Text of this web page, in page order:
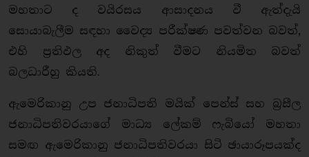
මහතාට ද වයිරසය ආසාදනය වී ඇත්දැයි
සොයාබැලීම සඳහා වෛද්‍ය පරීක්ෂණ පවත්වන බවත්,
එහි ප්‍රතිඵල අද නිකුත් වීමට නියමිත බවත්
බලධාරීහු කියති.
ඇමෙරිකානු උප ජනාධිපති මයික් පෙන්ස් සහ බ්‍රසීල
ජනාධිපතිවරයාගේ මාධ්‍ය ලේකම් ෆැබියෝ මහතා
සමඟ ඇමෙරිකානු ජනාධිපතිවරයා සිටි ඡායාරූපයක්ද